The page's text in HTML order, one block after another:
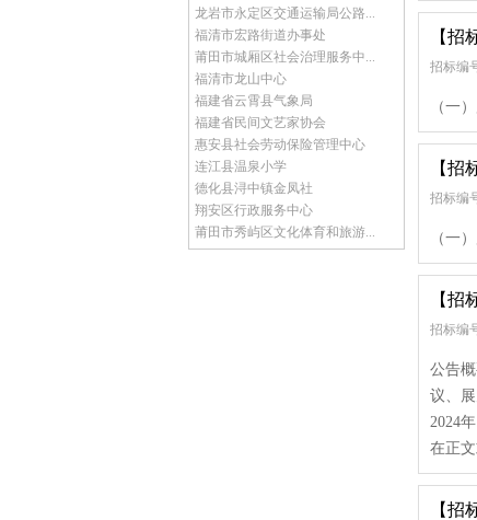
龙岩市永定区交通运输局公路...
福清市宏路街道办事处
莆田市城厢区社会治理服务中...
福清市龙山中心
福建省云霄县气象局
福建省民间文艺家协会
惠安县社会劳动保险管理中心
连江县温泉小学
德化县浔中镇金凤社
翔安区行政服务中心
莆田市秀屿区文化体育和旅游...
【招
招标编
（一
【招
招标编
（一
【招
招标编
公告
议、
2024
在正
【招